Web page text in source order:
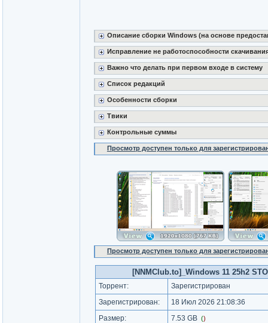
Описание сборки Windows (на основе
Исправление не работоспособности
Важно что делать при первом входе в систему
Список редакций
Особенности сборки
Твики
Контрольные суммы
Просмотр доступен только для
Просмотр доступен только для
[NNMClub.to]_Windows 11 25h2
Торрент:
Зарегистрирован
Зарегистрирован:
18 Июл 2026 21:08:36
Размер:
7.53 GB ()